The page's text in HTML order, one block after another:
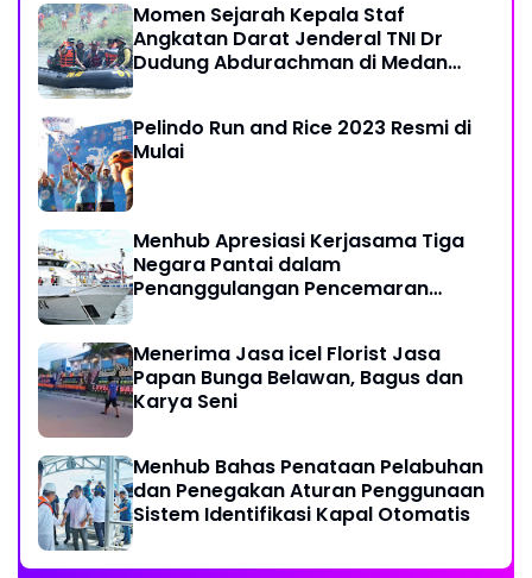
Momen Sejarah Kepala Staf
Angkatan Darat Jenderal TNI Dr
Dudung Abdurachman di Medan
Pelindo Run and Rice 2023 Resmi di
Mulai
Menhub Apresiasi Kerjasama Tiga
Negara Pantai dalam
Penanggulangan Pencemaran
Menerima Jasa icel Florist Jasa
Papan Bunga Belawan, Bagus dan
Karya Seni
Menhub Bahas Penataan Pelabuhan
dan Penegakan Aturan Penggunaan
Sistem Identifikasi Kapal Otomatis